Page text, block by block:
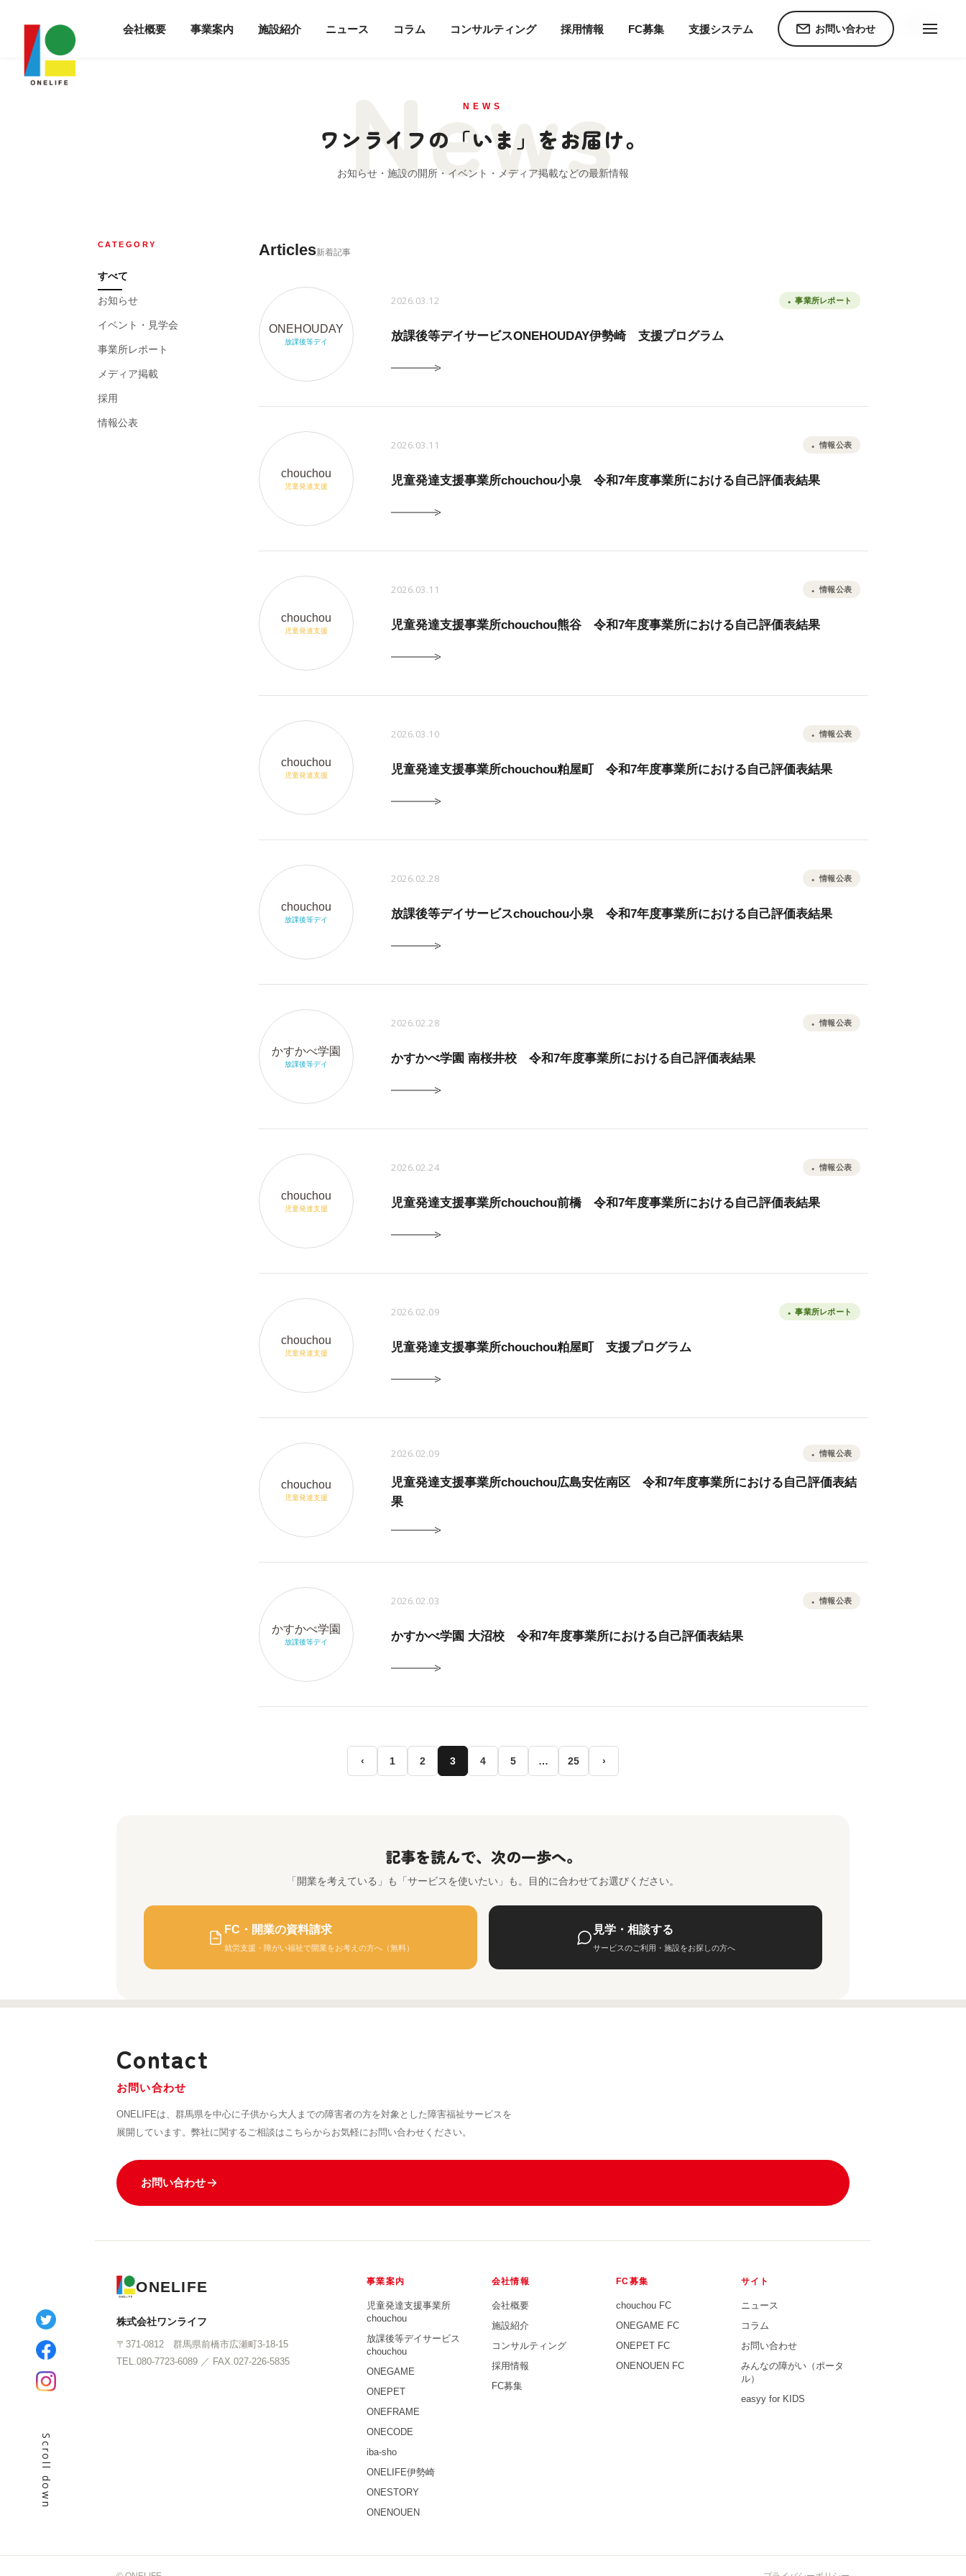
会社概要 事業案内 施設紹介 ニュース コラム コンサルティング 採用情報 FC募集 支援システム お問い合わせ
ホーム ニュース
News
NEWS
ワンライフの「いま」をお届け。
お知らせ・施設の開所・イベント・メディア掲載などの最新情報
CATEGORY
すべて
お知らせ
イベント・見学会
事業所レポート
メディア掲載
採用
情報公表
Articles新着記事
2026.03.12
ONEHOUDAY
放課後等デイ 放課後等デイサービスONEHOUDAY伊勢崎 支援プログラム
事業所レポート
2026.03.11
chouchou
児童発達支援 児童発達支援事業所chouchou小泉 令和7年度事業所における自己評価表結果
情報公表
2026.03.11
chouchou
児童発達支援 児童発達支援事業所chouchou熊谷 令和7年度事業所における自己評価表結果
情報公表
2026.03.10
chouchou
児童発達支援 児童発達支援事業所chouchou粕屋町 令和7年度事業所における自己評価表結果
情報公表
2026.02.28
chouchou
放課後等デイ 放課後等デイサービスchouchou小泉 令和7年度事業所における自己評価表結果
情報公表
2026.02.28
かすかべ学園
放課後等デイ かすかべ学園 南桜井校 令和7年度事業所における自己評価表結果
情報公表
2026.02.24
chouchou
児童発達支援 児童発達支援事業所chouchou前橋 令和7年度事業所における自己評価表結果
情報公表
2026.02.09
chouchou
児童発達支援 児童発達支援事業所chouchou粕屋町 支援プログラム
事業所レポート
2026.02.09
chouchou
児童発達支援
児童発達支援事業所chouchou広島安佐南区 令和7年度事業所における自己評価表結
果
情報公表
2026.02.03
かすかべ学園
放課後等デイ かすかべ学園 大沼校 令和7年度事業所における自己評価表結果
情報公表
‹ 1 2 3 4 5 … 25 ›
記事を読んで、次の一歩へ。
「開業を考えている」も「サービスを使いたい」も。目的に合わせてお選びください。
FC・開業の資料請求
就労支援・障がい福祉で開業をお考えの方へ（無料）
見学・相談する
サービスのご利用・施設をお探しの方へ
Contact
お問い合わせ
ONELIFEは、群馬県を中心に子供から大人までの障害者の方を対象とした障害福祉サービスを
展開しています。弊社に関するご相談はこちらからお気軽にお問い合わせください。
お問い合わせ
ONELIFE
株式会社ワンライフ
〒371-0812 群馬県前橋市広瀬町3-18-15
TEL.080-7723-6089 ／ FAX.027-226-5835
事業案内
児童発達支援事業所
chouchou
放課後等デイサービス
chouchou
ONEGAME
ONEPET
ONEFRAME
ONECODE
iba-sho
ONELIFE伊勢崎
ONESTORY
ONENOUEN
会社情報
会社概要
施設紹介
コンサルティング
採用情報
FC募集
FC募集
chouchou FC
ONEGAME FC
ONEPET FC
ONENOUEN FC
サイト
ニュース
コラム
お問い合わせ
みんなの障がい（ポータ
ル）
easyy for KIDS
Scroll down